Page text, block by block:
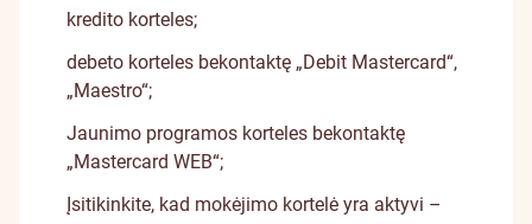
kredito korteles;
debeto korteles bekontaktę „Debit Mastercard“,
„Maestro“;
Jaunimo programos korteles bekontaktę
„Mastercard WEB“;
Įsitikinkite, kad mokėjimo kortelė yra aktyvi –